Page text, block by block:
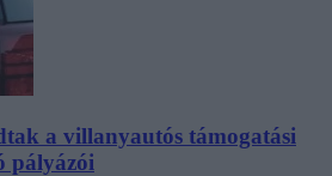
a villanyautós támogatási
pályázói